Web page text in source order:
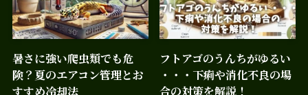
暑さに強い爬虫類でも危
険？夏のエアコン管理とお
すすめ冷却法
フトアゴのうんちがゆるい
・・・下痢や消化不良の場
合の対策を解説！